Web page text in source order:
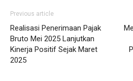
Previous article
Realisasi Penerimaan Pajak
Bruto Mei 2025 Lanjutkan
Kinerja Positif Sejak Maret
2025